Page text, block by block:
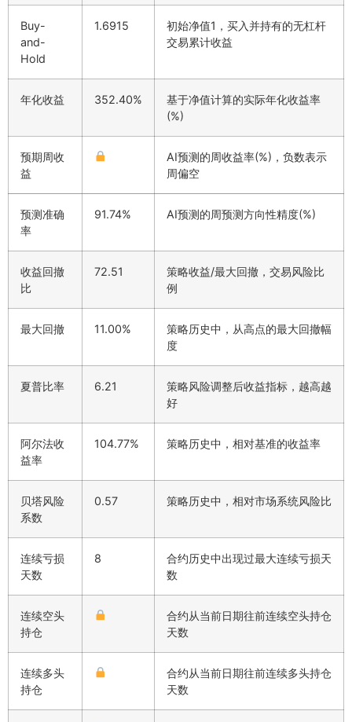
Buy-
and-
Hold
1.6915
初始净值1，买入并持有的无杠杆
交易累计收益
年化收益 352.40%
基于净值计算的实际年化收益率
(%)
预期周收
益
AI预测的周收益率(%)，负数表示
周偏空
预测准确
率
91.74% AI预测的周预测方向性精度(%)
收益回撤
比
72.51
策略收益/最大回撤，交易风险比
例
最大回撤 11.00%
策略历史中，从高点的最大回撤幅
度
夏普比率 6.21
策略风险调整后收益指标，越高越
好
阿尔法收
益率
104.77% 策略历史中，相对基准的收益率
贝塔风险
系数
0.57 策略历史中，相对市场系统风险比
连续亏损
天数
8
合约历史中出现过最大连续亏损天
数
连续空头
持仓
合约从当前日期往前连续空头持仓
天数
连续多头
持仓
合约从当前日期往前连续多头持仓
天数